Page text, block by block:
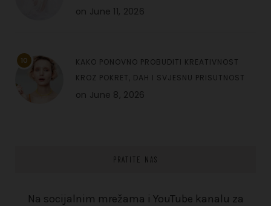
on June 11, 2026
10
KAKO PONOVNO PROBUDITI KREATIVNOST
KROZ POKRET, DAH I SVJESNU PRISUTNOST
on June 8, 2026
PRATITE NAS
Na socijalnim mrežama i YouTube kanalu za